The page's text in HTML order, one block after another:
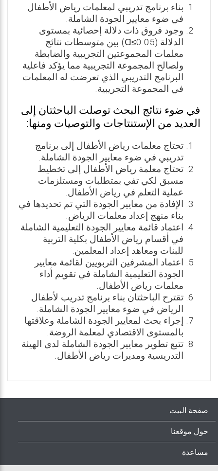
بناء برنامج تدريبي لمعلمات رياض الأطفال
في ضوء معايير الجودة الشاملة.
وجود فروق ذات دلالة إحصائية بمستوى
الدلالة (Ɑ≤0.05) بين متوسطات نتائج
معلمات المجموعتين التجريبية والضابطة
ولصالح المجموعة التجريبية مما يؤكد فاعلية
البرنامج التدريبي الذي تعرضت له المعلمات
في المجموعة التجريبية.
في ضوء نتائج البحث توصلت الباحثتان إلى
العديد من الإستنتاجات والتوصيات ومنها:
تحتاج معلمات رياض الأطفال إلى برنامج
تدريبي في ضوء معايير الجودة الشاملة.
تحتاج معلمة رياض الأطفال إلى تخطيط
مسبق لكي تفي بمتطلبات ومستلزمات
عملية التعلم في رياض الأطفال.
الإفادة من معايير الجودة التي تم تحديدها في
بناء منهج إعداد معلمات الرياض.
اعتماد قائمة معايير الجودة التعليمية الشاملة
في أقسام رياض الأطفال بكلية التربية
للبنات ومعاهد إعداد المعلمين.
اعتماد المشرفين التربويين لقائمة معايير
الجودة التعليمية الشاملة في تقويم أداء
معلمات رياض الأطفال.
تقترح الباحثتان بناء برنامج تدريب لأطفال
الرياض في ضوء معايير الجودة الشاملة.
إجراء بحث لمعايير الجودة الشاملة وعلاقتها
بالمستوى الاقتصادي لمعلمة الروضة.
تتبع تطوير معايير الجودة الشاملة لدى الهيئة
التدريسية ومديرات رياض الأطفال.
صفحة البيت
حول موقعنا
مساعدة